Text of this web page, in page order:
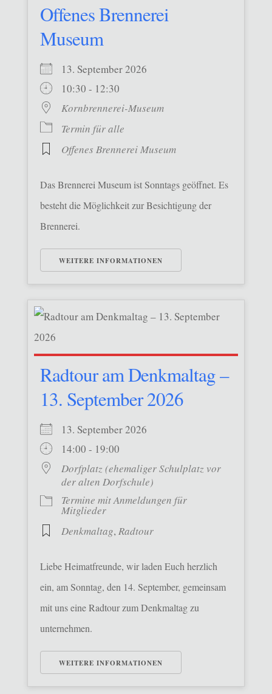
Offenes Brennerei
Museum
13. September 2026
10:30 - 12:30
Kornbrennerei-Museum
Termin für alle
Offenes Brennerei Museum
Das Brennerei Museum ist Sonntags geöffnet. Es
besteht die Möglichkeit zur Besichtigung der
Brennerei.
WEITERE INFORMATIONEN
Radtour am Denkmaltag –
13. September 2026
13. September 2026
14:00 - 19:00
Dorfplatz (ehemaliger Schulplatz vor
der alten Dorfschule)
Termine mit Anmeldungen für
Mitglieder
Denkmaltag,Radtour
Liebe Heimatfreunde, wir laden Euch herzlich
ein, am Sonntag, den 14. September, gemeinsam
mit uns eine Radtour zum Denkmaltag zu
unternehmen.
WEITERE INFORMATIONEN